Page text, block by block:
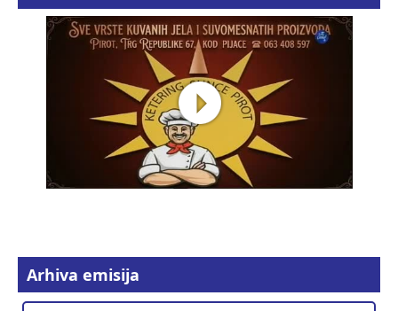
Arhiva emisija